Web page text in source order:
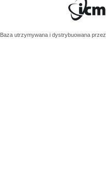
Baza utrzymywana i dystrybuowana przez